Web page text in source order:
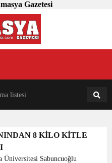
Gazetesi
listesi 18:31
8 KİLO KİTLE
Üniversitesi Sabuncuoğlu